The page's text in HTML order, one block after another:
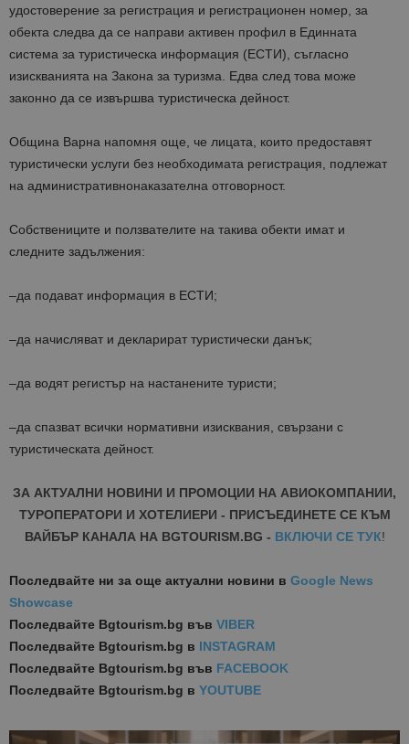
удостоверение за регистрация и регистрационен номер, за
обекта следва да се направи активен профил в Единната
система за туристическа информация (ЕСТИ), съгласно
изискванията на Закона за туризма. Едва след това може
законно да се извършва туристическа дейност.
Община Варна напомня още, че лицата, които предоставят
туристически услуги без необходимата регистрация, подлежат
на административнонаказателна отговорност.
Собствениците и ползвателите на такива обекти имат и
следните задължения:
–да подават информация в ЕСТИ;
–да начисляват и декларират туристически данък;
–да водят регистър на настанените туристи;
–да спазват всички нормативни изисквания, свързани с
туристическата дейност.
ЗА АКТУАЛНИ НОВИНИ И ПРОМОЦИИ НА АВИОКОМПАНИИ,
ТУРОПЕРАТОРИ И ХОТЕЛИЕРИ - ПРИСЪЕДИНЕТЕ СЕ КЪМ
ВАЙБЪР КАНАЛА НА BGTOURISM.BG - ВКЛЮЧИ СЕ ТУК!
Последвайте ни за още актуални новини в Google News
Showcase
Последвайте Bgtourism.bg във VIBER
Последвайте Bgtourism.bg в INSTAGRAM
Последвайте Bgtourism.bg във FACEBOOK
Последвайте Bgtourism.bg в YOUTUBE